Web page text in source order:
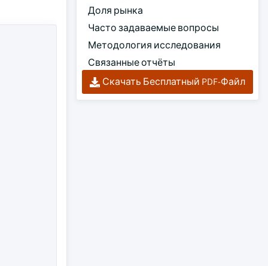
Доля рынка
Часто задаваемые вопросы
Методология исследования
Связанные отчёты
Скачать Бесплатный PDF-Файл